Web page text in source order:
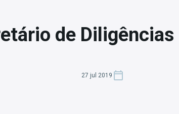
de Diligências
27 jul 2019